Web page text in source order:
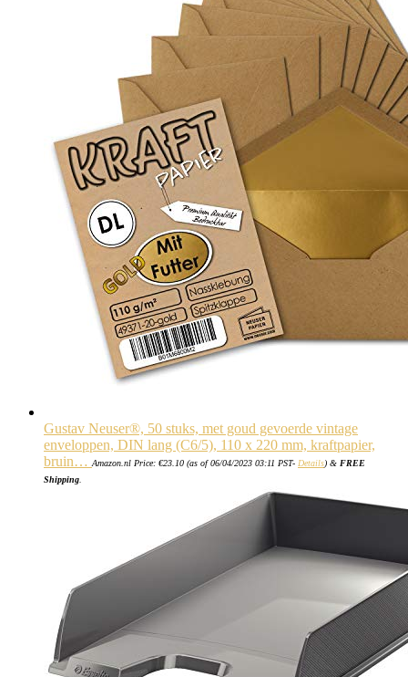
Gustav Neuser®, 50 stuks, met goud gevoerde vintage
enveloppen, DIN lang (C6/5), 110 x 220 mm, kraftpapier,
bruin… Amazon.nl Price: €23.10 (as of 06/04/2023 03:11 PST- Details) & FREE
Shipping